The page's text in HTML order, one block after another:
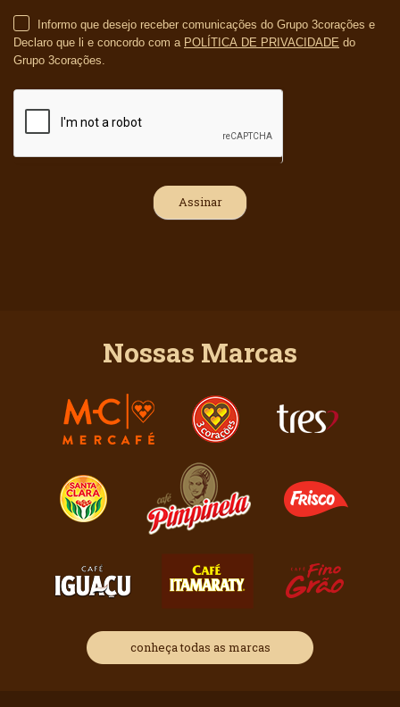
Declaro que li e concordo com a POLÍTICA DE PRIVACIDADE do
Grupo 3corações.
Nossas Marcas
conheça todas as marcas